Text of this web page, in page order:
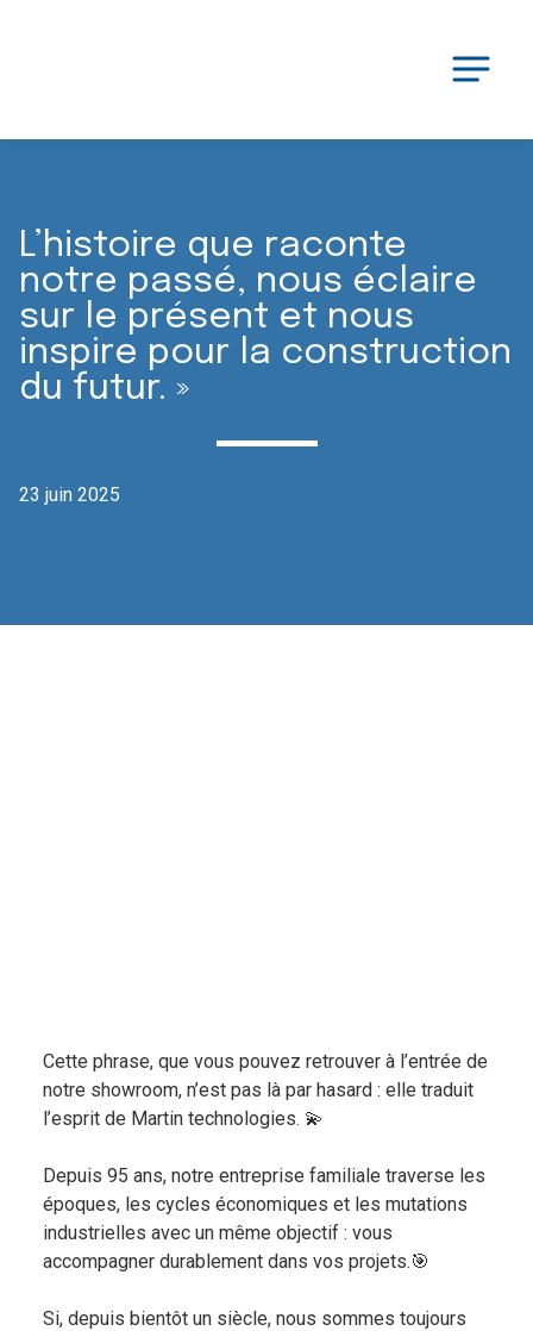
L’histoire que raconte
notre passé, nous éclaire
sur le présent et nous
inspire pour la construction
du futur. »
23 juin 2025
Cette phrase, que vous pouvez retrouver à l’entrée de
notre showroom, n’est pas là par hasard : elle traduit
l’esprit de Martin technologies. 💫
Depuis 95 ans, notre entreprise familiale traverse les
époques, les cycles économiques et les mutations
industrielles avec un même objectif : vous
accompagner durablement dans vos projets.🎯
Si, depuis bientôt un siècle, nous sommes toujours